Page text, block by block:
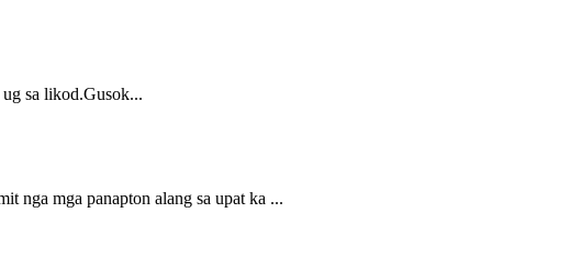
sa likod.Gusok...
nga mga panapton alang sa upat ka ...